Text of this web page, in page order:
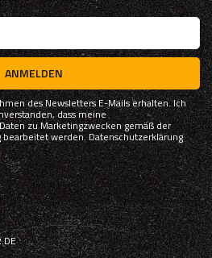
ANMELDEN
des Newsletters E-Mails erhalten. Ich
dass meine
zu Marketingzwecken gemäß der
bearbeitet werden.Datenschutzerklärung